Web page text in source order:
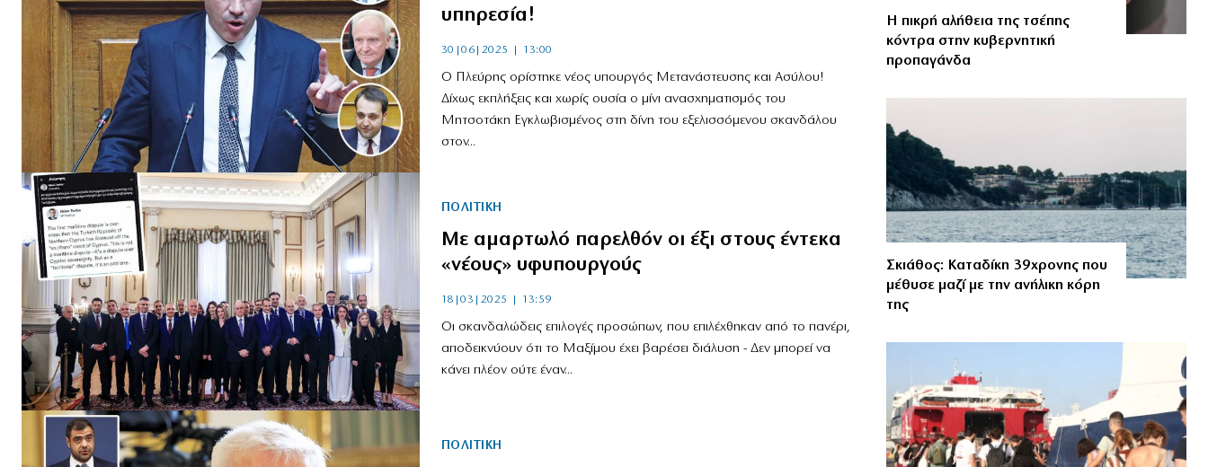
υπηρεσία!
30|06|2025 | 13:00
Ο Πλεύρης ορίστηκε νέος υπουργός Μετανάστευσης και Ασύλου!
Δίχως εκπλήξεις και χωρίς ουσία ο μίνι ανασχηματισμός του
Μητσοτάκη Εγκλωβισμένος στη δίνη του εξελισσόμενου σκανδάλου
στον...
ΠΟΛΙΤΙΚΗ
Με αμαρτωλό παρελθόν οι έξι στους έντεκα
«νέους» υφυπουργούς
18|03|2025 | 13:59
Οι σκανδαλώδεις επιλογές προσώπων, που επιλέχθηκαν από το πανέρι,
αποδεικνύουν ότι το Μαξίμου έχει βαρέσει διάλυση - Δεν μπορεί να
κάνει πλέον ούτε έναν...
ΠΟΛΙΤΙΚΗ
Η πικρή αλήθεια της τσέπης
κόντρα στην κυβερνητική
προπαγάνδα
Σκιάθος: Καταδίκη 39χρονης που
μέθυσε μαζί με την ανήλικη κόρη
της